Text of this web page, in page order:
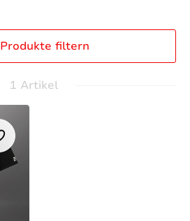
Produkte filtern
1 Artikel